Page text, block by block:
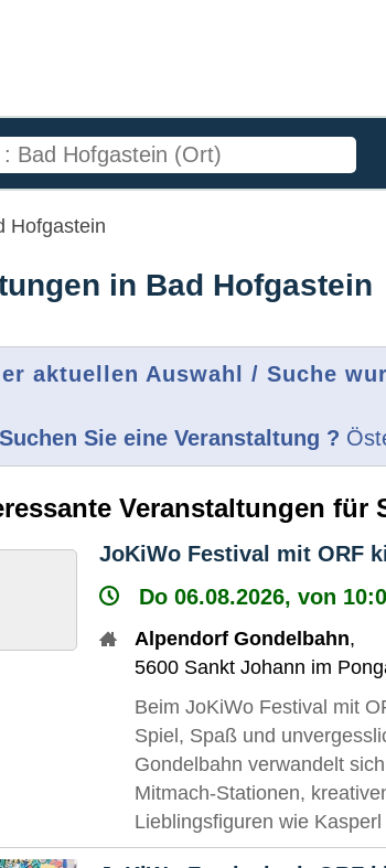
Hofgastein
in Bad Hofgastein
aktuellen Auswahl / Suche
Sie eine Veranstaltung ?
Veranstaltungen für
JoKiWo Festival mit ORF
Do 06.08.2026, von
Alpendorf Gondelbahn,
5600 Sankt Johann im
Beim JoKiWo Festival mit
Spiel, Spaß und
Gondelbahn verwandelt
Mitmach-Stationen,
Lieblingsfiguren wie